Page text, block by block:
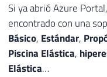
Si ya abrió Azure
encontrado con una
Básico, Estándar,
Piscina Elástica,
Elástica…